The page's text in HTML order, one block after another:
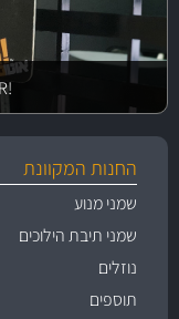
!DON'T TOUCH MY CAR
החנות המקוונת
שמני מנוע
שמני תיבת הילוכים
נוזלים
תוספים